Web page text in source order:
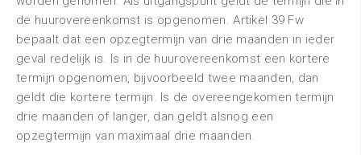
de huurovereenkomst is opgenomen. Artikel 39 Fw
bepaalt dat een opzegtermijn van drie maanden in ieder
geval redelijk is. Is in de huurovereenkomst een kortere
termijn opgenomen, bijvoorbeeld twee maanden, dan
geldt die kortere termijn. Is de overeengekomen termijn
drie maanden of langer, dan geldt alsnog een
opzegtermijn van maximaal drie maanden.